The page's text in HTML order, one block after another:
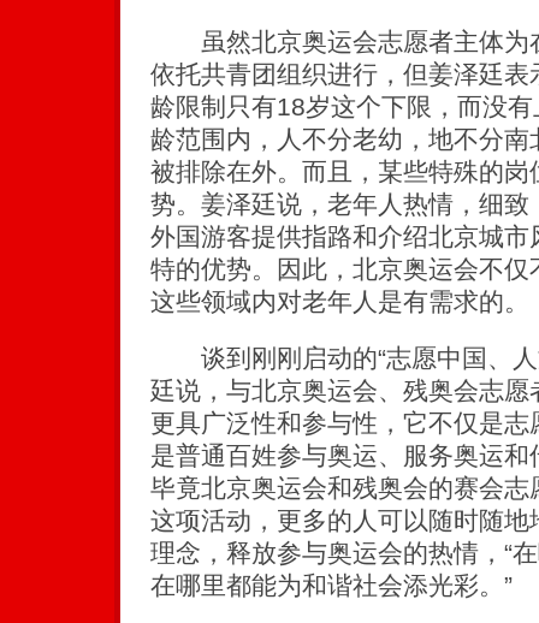
虽然北京奥运会志愿者主体为
依托共青团组织进行，但姜泽廷
龄限制只有18岁这个下限，而没
龄范围内，人不分老幼，地不分南
被排除在外。而且，某些特殊的
势。姜泽廷说，老年人热情，细
外国游客提供指路和介绍北京城
特的优势。因此，北京奥运会不
这些领域内对老年人是有需求的。
谈到刚刚启动的“志愿中国、人
廷说，与北京奥运会、残奥会志
更具广泛性和参与性，它不仅是
是普通百姓参与奥运、服务奥运
毕竟北京奥运会和残奥会的赛会
这项活动，更多的人可以随时随
理念，释放参与奥运会的热情，“
在哪里都能为和谐社会添光彩。”